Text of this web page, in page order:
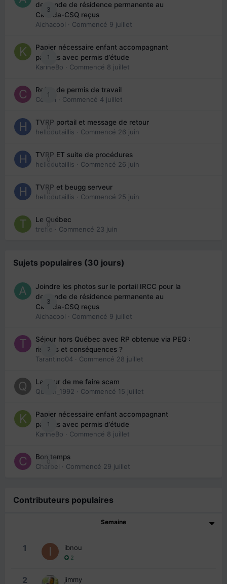
3
demande de résidence permanente au
Canada-CSQ reçus
Aichacool · Commencé 9 juillet
1
Papier nécessaire enfant accompagnant
parents avec permis d’étude
KarineBo · Commencé 8 juillet
1
Refus de permis de travail
Cedbri · Commencé 4 juillet
0
TVRP portail et message de retour
hellodutaillis · Commencé 26 juin
0
TVRP ET suite de procédures
hellodutaillis · Commencé 26 juin
0
TVRP et beugg serveur
hellodutaillis · Commencé 25 juin
0
Le Québec
trefle · Commencé 23 juin
Sujets populaires (30 jours)
3
Joindre les photos sur le portail IRCC pour la
demande de résidence permanente au
Canada-CSQ reçus
Aichacool · Commencé 9 juillet
2
Séjour hors Québec avec RP obtenue via PEQ :
risques et conséquences ?
Tarantino04 · Commencé 28 juillet
1
La peur de me faire scam
Queen_1992 · Commencé 15 juillet
1
Papier nécessaire enfant accompagnant
parents avec permis d’étude
KarineBo · Commencé 8 juillet
0
Bon temps
Charbel · Commencé 29 juillet
Contributeurs populaires
Semaine
1 ibnou
2
2 jimmy